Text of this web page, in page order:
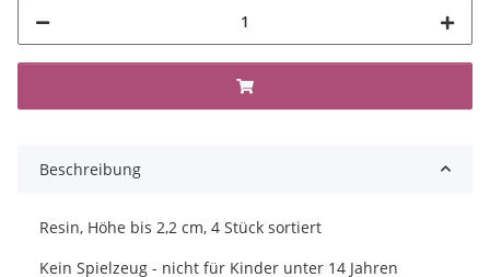
Beschreibung
Resin, Höhe bis 2,2 cm, 4 Stück sortiert
Kein Spielzeug - nicht für Kinder unter 14 Jahren